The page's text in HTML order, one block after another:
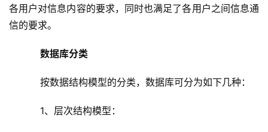
各用户对信息内容的要求，同时也满足了各用户之间信息通
信的要求。
数据库分类
按数据结构模型的分类，数据库可分为如下几种：
1、层次结构模型：